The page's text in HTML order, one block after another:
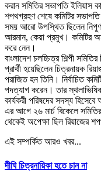
করান সমিতির সভাপতি ইলিয়াস
শপথগ্রহণ শেষে কমিটির
সময় আরো উপস্থিত ছিলেন
আরমান, কেয়া প্রমুখ। কমিটির
করে নেন।
বাংলাদেশ চলচ্চিত্র শিল্পী
প্রার্থী হয়েছিলেন চিত্রনায়ক
পরাজিত হন তিনি। নির্বাচিত
পদত্যাগ করেন। তার
কার্যকরী পরিষদের সদস্য
এর আগে ২৬ মার্চ বিকেলে
থেকেই অপেক্ষা ছিল রিয়াজের
এই সম্পর্কিত আরও খবর...
দীঘি চিত্রনায়িকা হতে চান না